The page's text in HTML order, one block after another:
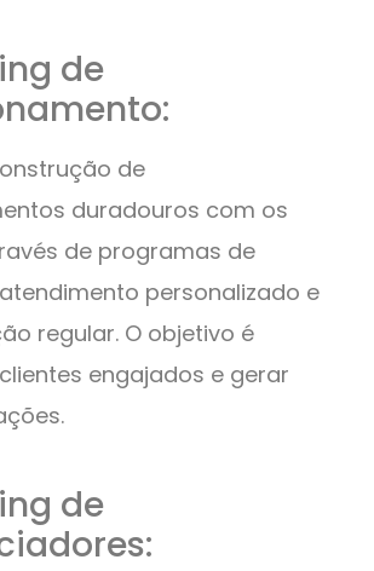
de
de
duradouros com os
de programas de
personalizado e
regular. O objetivo é
engajados e gerar
de